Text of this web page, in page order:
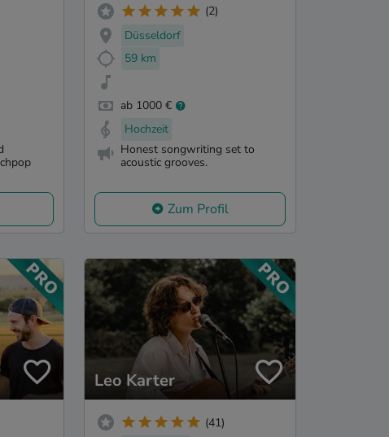
(2)
Düsseldorf
59 km
ab 1000 €
Hochzeit
Honest songwriting set to
acoustic grooves.
Zum Profil
Leo Karter
(41)